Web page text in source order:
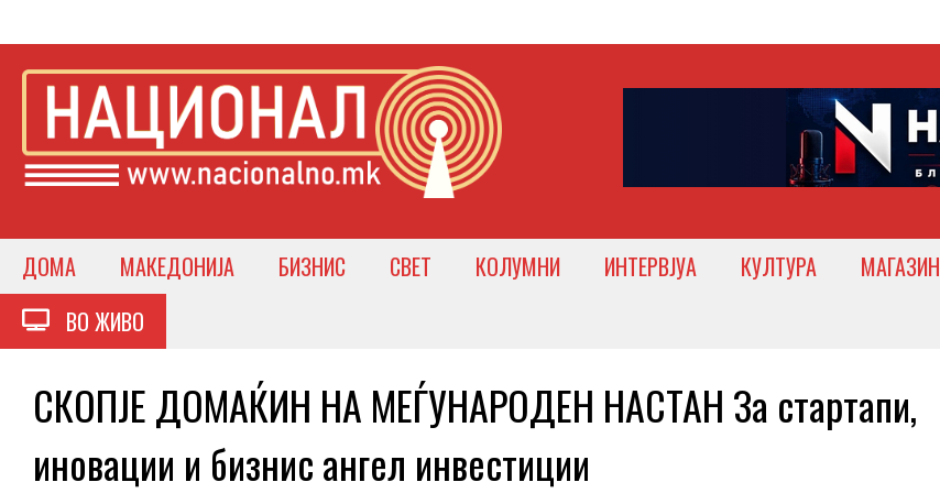
ДОМА МАКЕДОНИЈА БИЗНИС СВЕТ КОЛУМНИ ИНТЕРВЈУА КУЛТУРА МАГАЗИН
ВО ЖИВО
СКОПЈЕ ДОМАЌИН НА МЕЃУНАРОДЕН НАСТАН За стартапи,
иновации и бизнис ангел инвестиции